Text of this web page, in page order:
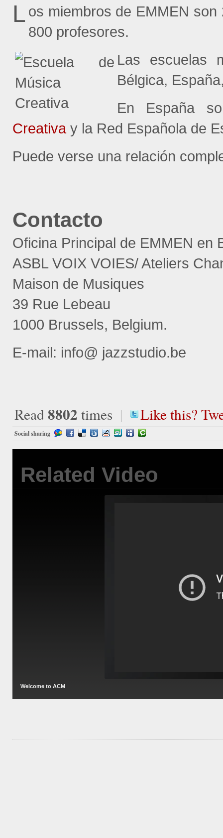
L os miembros de EMMEN
800 profesores.
Las escuelas
Bélgica,
En España
Creativay la Red Española de
Puede verse una relación
Contacto
Oficina Principal de EMMEN en
ASBL VOIX VOIES/ Ateliers
Maison de Musiques
39 Rue Lebeau
1000 Brussels, Belgium.
E-mail: info@ jazzstudio.be
Read 8802 times | Like this?
Social sharing
Related Video
Welcome to ACM